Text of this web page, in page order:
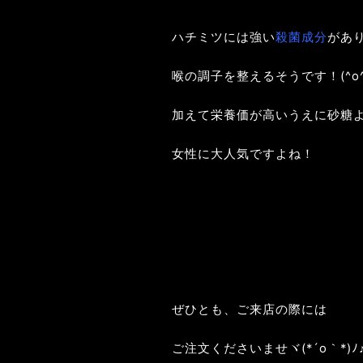
ハチミツには強い殺菌成分があり
喉の調子を整えるそうです！
加えて栄養価が高いうえに砂糖
女性に大人気ですよね！
ぜひとも、ご来店の際には
ご注文くださいませヾ(*´o｀*)ﾉ♪